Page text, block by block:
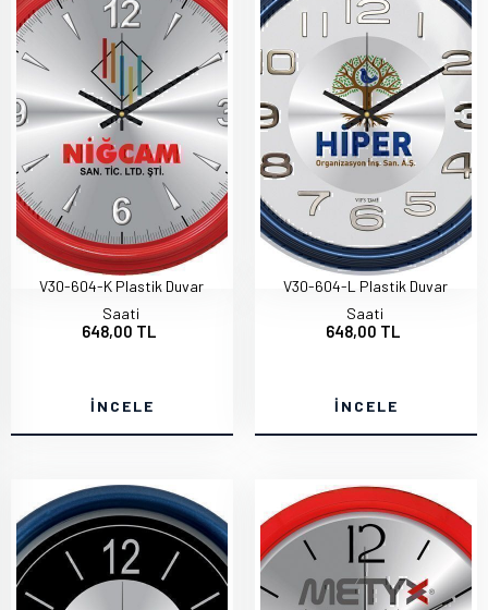
V30-604-K Plastik Duvar
Saati
648,00 TL
İNCELE
V30-604-L Plastik Duvar
Saati
648,00 TL
İNCELE